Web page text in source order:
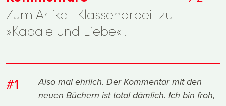
Zum Artikel "Klassenarbeit zu
»Kabale und Liebe«".
#1
Also mal ehrlich. Der Kommentar mit den
neuen Büchern ist total dämlich. Ich bin froh,